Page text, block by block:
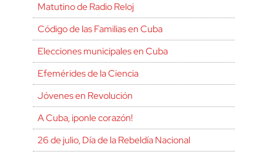
Matutino de Radio Reloj
Código de las Familias en Cuba
Elecciones municipales en Cuba
Efemérides de la Ciencia
Jóvenes en Revolución
A Cuba, ¡ponle corazón!
26 de julio, Día de la Rebeldía Nacional